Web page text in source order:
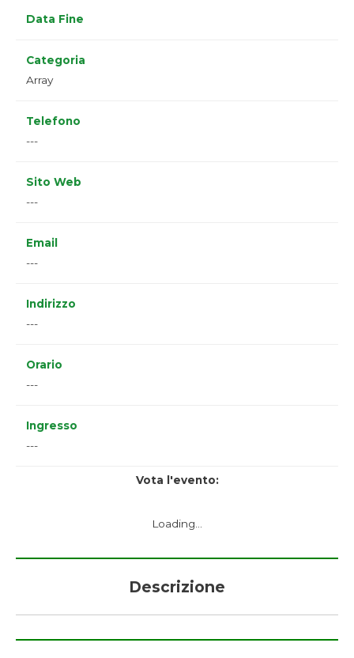
Data Fine
Categoria
Array
Telefono
---
Sito Web
---
Email
---
Indirizzo
---
Orario
---
Ingresso
---
Vota l'evento:
Loading...
Descrizione